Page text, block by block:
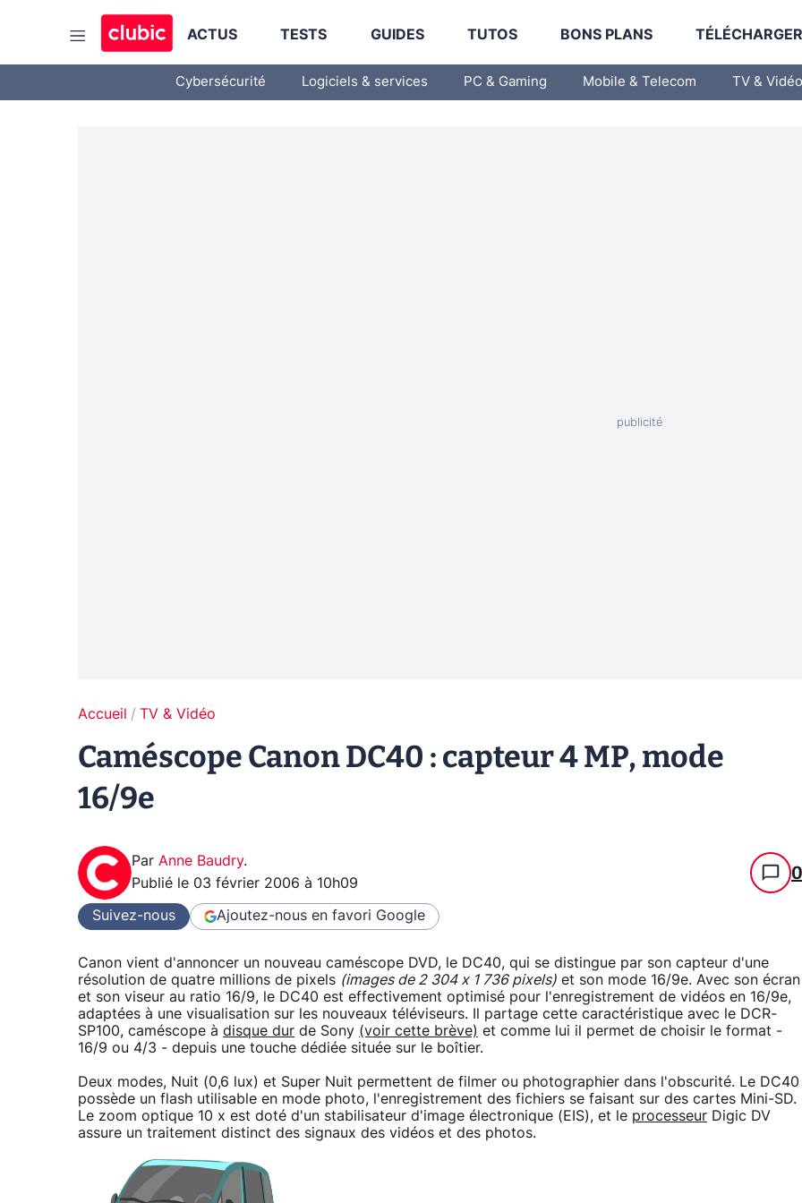
ACTUS TESTS GUIDES TUTOS BONS PLANS
Cybersécurité Logiciels & services PC & Gaming Mobile & Telecom TV & Vidéo
Accueil TV & Vidéo
Caméscope Canon DC40 : capteur 4 MP, mode
16/9e
Par Anne Baudry.
Publié le 03 février 2006 à 10h09 0
Suivez-nous Ajoutez-nous en favori Google
Canon vient d'annoncer un nouveau caméscope DVD, le DC40, qui se distingue par son capteur d'une
résolution de quatre millions de pixels (images de 2 304 x 1 736 pixels) et son mode 16/9e. Avec son écran
et son viseur au ratio 16/9, le DC40 est effectivement optimisé pour l'enregistrement de vidéos en 16/9e,
adaptées à une visualisation sur les nouveaux téléviseurs. Il partage cette caractéristique avec le DCR-
SP100, caméscope à disque dur de Sony (voir cette brève) et comme lui il permet de choisir le format -
16/9 ou 4/3 - depuis une touche dédiée située sur le boîtier.
Deux modes, Nuit (0,6 lux) et Super Nuit permettent de filmer ou photographier dans l'obscurité. Le DC40
possède un flash utilisable en mode photo, l'enregistrement des fichiers se faisant sur des cartes Mini-SD.
Le zoom optique 10 x est doté d'un stabilisateur d'image électronique (EIS), et le processeur Digic DV
assure un traitement distinct des signaux des vidéos et des photos.